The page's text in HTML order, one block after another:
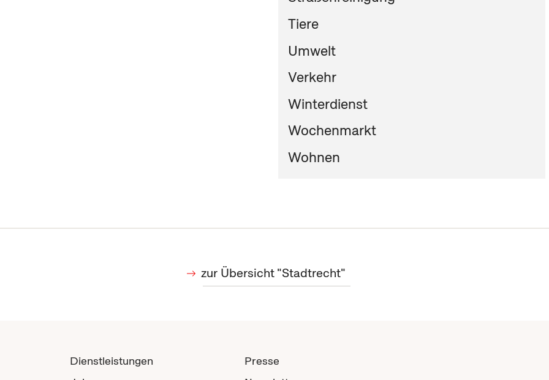
Tiere
Umwelt
Verkehr
Winterdienst
Wochenmarkt
Wohnen
zur Übersicht "Stadtrecht"
Dienstleistungen
Presse